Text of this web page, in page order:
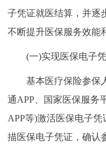
绿色北京
多语种
ENGLISH
DEUTSCH
子凭证就医结算，并逐
不断提升医保服务效能
(一)实现医保电子凭
基本医疗保险参保人
通APP、国家医保服务
APP等)激活医保电子
描医保电子凭证，确认